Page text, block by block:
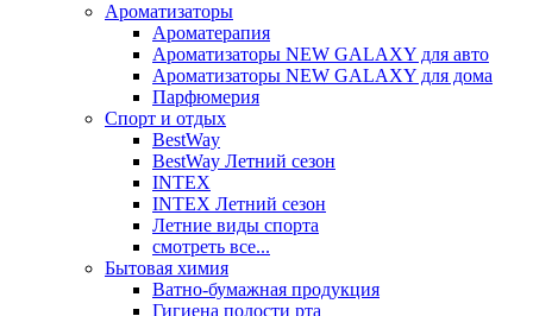
Ароматизаторы
Ароматерапия
Ароматизаторы NEW GALAXY для авто
Ароматизаторы NEW GALAXY для дома
Парфюмерия
Спорт и отдых
BestWay
BestWay Летний сезон
INTEX
INTEX Летний сезон
Летние виды спорта
смотреть все...
Бытовая химия
Ватно-бумажная продукция
Гигиена полости рта